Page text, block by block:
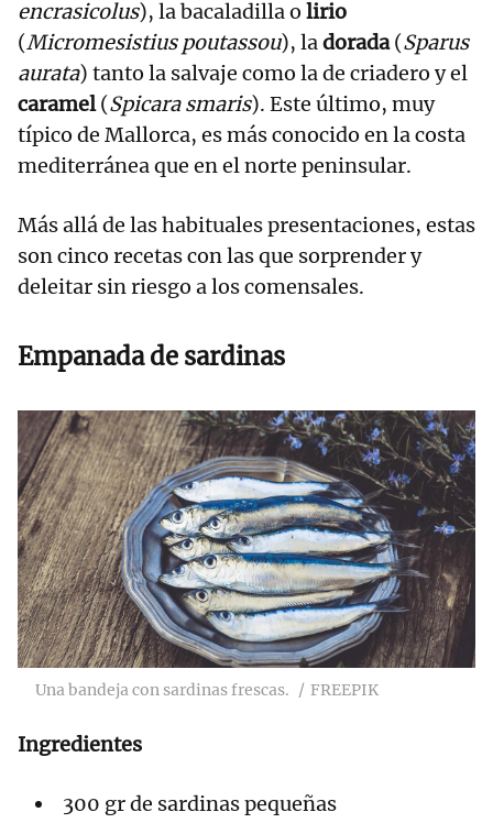
encrasicolus), la bacaladilla o lirio
(Micromesistius poutassou), ladorada(Sparus
aurata) tanto la salvaje como la de criadero y el
caramel(Spicara smaris). Este último, muy
típico de Mallorca, es más conocido en la costa
mediterránea que en el norte peninsular.
Más allá de las habituales presentaciones, estas
son cinco recetas con las que sorprender y
deleitar sin riesgo a los comensales.
Empanada de sardinas
Una bandeja con sardinas frescas. FREEPIK
Ingredientes
300 gr de sardinas pequeñas